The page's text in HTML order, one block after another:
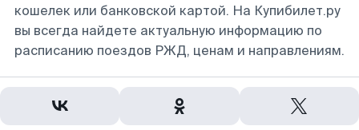
кошелек или банковской картой. На Купибилет.ру
вы всегда найдете актуальную информацию по
расписанию поездов РЖД, ценам и направлениям.